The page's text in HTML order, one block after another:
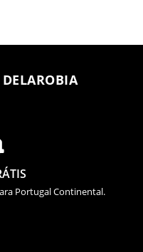
Portugal Continental.